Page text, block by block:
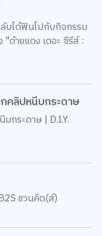
บได้ฟินไปกับกิจกรรม
ายแดง เดอะ ซีรีส์ :
คลิปหนีบกระดาษ
กระดาษ | D.I.Y.
ชวนคิด(ส์)